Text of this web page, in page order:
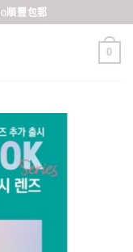
順豐包郵
0